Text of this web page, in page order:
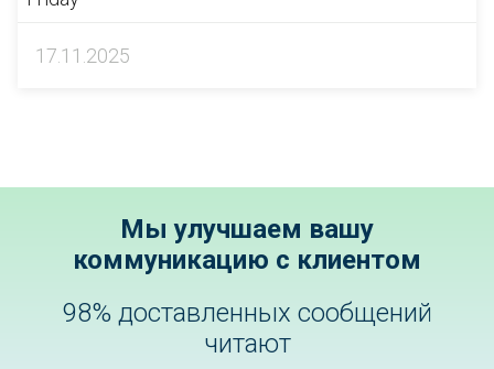
17.11.2025
Мы улучшаем вашу
коммуникацию с клиентом
98% доставленных сообщений
читают